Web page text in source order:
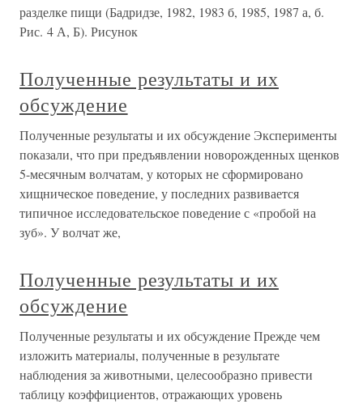
разделке пищи (Бадридзе, 1982, 1983 б, 1985, 1987 а, б.
Рис. 4 А, Б). Рисунок
Полученные результаты и их
обсуждение
Полученные результаты и их обсуждение Эксперименты
показали, что при предъявлении новорожденных щенков
5-месячным волчатам, у которых не сформировано
хищническое поведение, у последних развивается
типичное исследовательское поведение с «пробой на
зуб». У волчат же,
Полученные результаты и их
обсуждение
Полученные результаты и их обсуждение Прежде чем
изложить материалы, полученные в результате
наблюдения за животными, целесообразно привести
таблицу коэффициентов, отражающих уровень